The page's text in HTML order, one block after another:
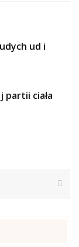
ud i
partii ciała